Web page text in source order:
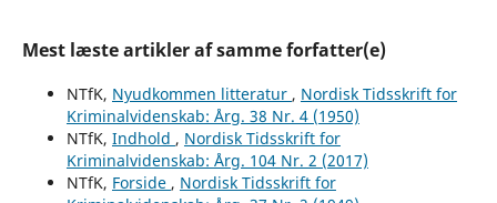
Mest læste artikler af samme forfatter(e)
NTfK, Nyudkommen litteratur , Nordisk Tidsskrift for
Kriminalvidenskab: Årg. 38 Nr. 4 (1950)
NTfK, Indhold , Nordisk Tidsskrift for
Kriminalvidenskab: Årg. 104 Nr. 2 (2017)
NTfK, Forside , Nordisk Tidsskrift for